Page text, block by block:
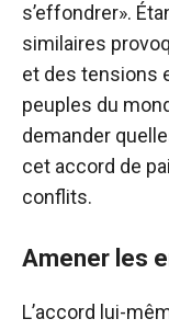
s’effondrer».
similaires
et des tensions
peuples du
demander
cet accord de
conflits.
Amener les
L’accord lui-